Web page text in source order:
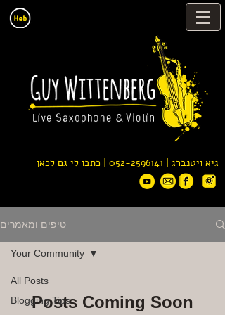
גיא ויטנברג | 052-2596141 | כתבו לי גם לכאן
טיפים ומאמרים
All Posts
Blogging Tips
Your Community
Posts Coming Soon